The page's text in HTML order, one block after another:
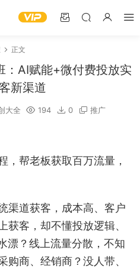
正文
：AI赋能+微付费投放实
新渠道
大全 194 0 推广
，帮老板获取百万流量，
渠道获客，成本高、客户
获客，却不懂投放逻辑、
漂？线上流量分散，不知
购商、经销商？没人带、